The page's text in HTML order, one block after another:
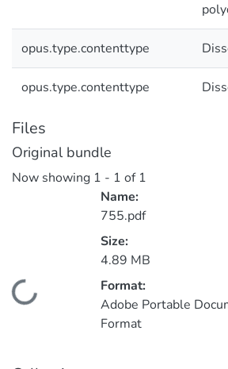
opus.type.contenttype
opus.type.contenttype
Files
Original bundle
Now showing 1 - 1 of 1
Name:
755.pdf
Size:
4.89 MB
Format:
Adobe Portable
Format